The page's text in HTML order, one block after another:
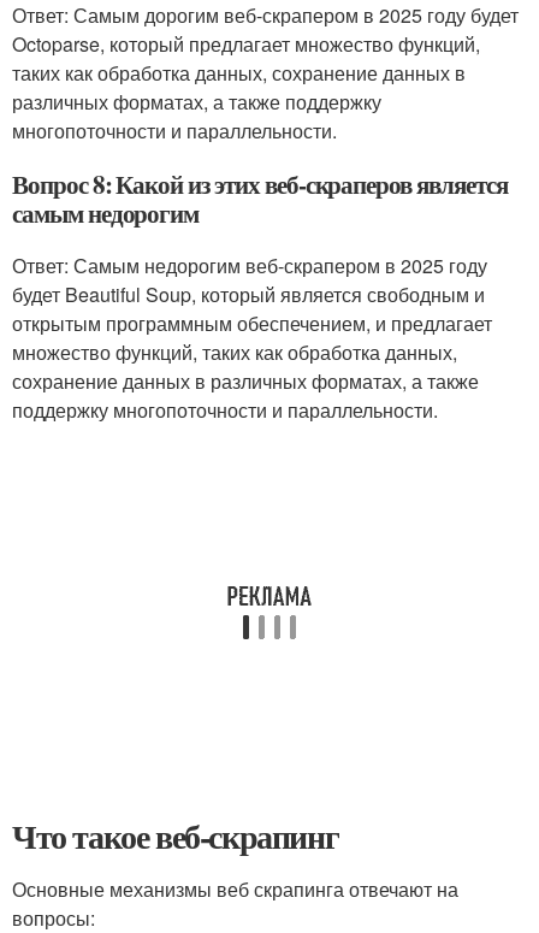
Ответ: Самым дорогим веб-скрапером в 2025 году будет
Octoparse, который предлагает множество функций,
таких как обработка данных, сохранение данных в
различных форматах, а также поддержку
многопоточности и параллельности.
Вопрос 8: Какой из этих веб-скраперов является
самым недорогим
Ответ: Самым недорогим веб-скрапером в 2025 году
будет Beautiful Soup, который является свободным и
открытым программным обеспечением, и предлагает
множество функций, таких как обработка данных,
сохранение данных в различных форматах, а также
поддержку многопоточности и параллельности.
Что такое веб-скрапинг
Основные механизмы веб скрапинга отвечают на
вопросы: